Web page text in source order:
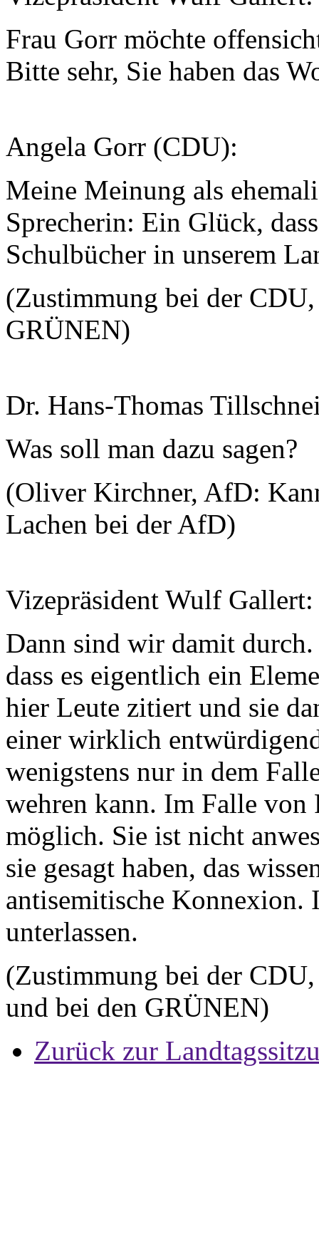
Frau Gorr möchte
Bitte sehr, Sie haben das
Angela Gorr (CDU):
Meine Meinung als
Sprecherin: Ein Glück,
Schulbücher in unserem
(Zustimmung bei der
GRÜNEN)
Dr. Hans-Thomas
Was soll man dazu sagen?
(Oliver Kirchner, AfD:
Lachen bei der AfD)
Vizepräsident Wulf Gallert:
Dann sind wir damit
dass es eigentlich ein
hier Leute zitiert und sie
einer wirklich
wenigstens nur in dem
wehren kann. Im Falle von
möglich. Sie ist nicht
sie gesagt haben, das
antisemitische Konnexion.
unterlassen.
(Zustimmung bei der
und bei den GRÜNEN)
Zurück zur